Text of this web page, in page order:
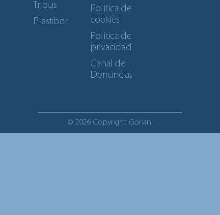
Tripus
Plastibor
Política de
cookies
Política de
privacidad
Canal de
Denuncias
© 2026 Copyright Gorlan.